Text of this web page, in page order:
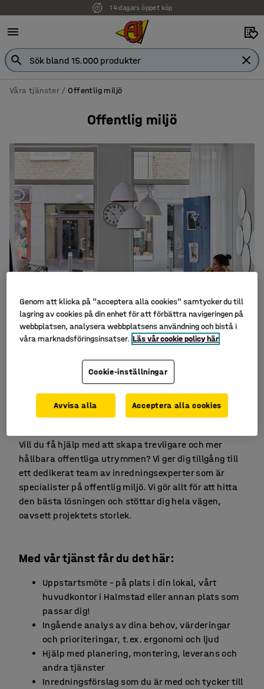
Faktura för företag
Våra tjänster Offentlig miljö
Offentlig miljö
Vi hjälper dig att inreda offentlig miljö
Vill du få hjälp med att skapa trevligare och mer
hållbara offentliga utrymmen? Vi ger dig tillgång till
ett dedikerat team av inredningsexperter som är
specialister på offentlig miljö. Vi gör allt för att hitta
den bästa lösningen och stöttar dig hela vägen,
oavsett projektets storlek.
Med vår tjänst får du det här:
Uppstartsmöte – på plats i din lokal, vårt
huvudkontor i Halmstad eller annan plats som
passar dig!
Ingående analys av dina behov, värderingar
och prioriteringar, t.ex. ergonomi och ljud
Hjälp med planering, montering, leverans och
andra tjänster
Inredningsförslag som du är med och tycker till
Genom att klicka på "acceptera alla cookies" samtycker du till
lagring av cookies på din enhet för att förbättra navigeringen på
webbplatsen, analysera webbplatsens användning och bistå i
våra marknadsföringsinsatser. Läs vår cookie policy här
Cookie-inställningar
Avvisa alla Acceptera alla cookies